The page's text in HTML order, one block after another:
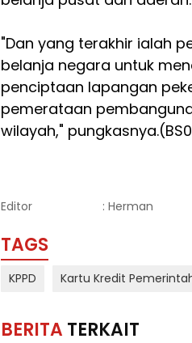
"Dan yang terakhir ialah
belanja negara untuk
penciptaan lapangan
pemerataan
wilayah,"
Editor : Herman
TAGS
KPPD Kartu Kredit
BERITA TERKAIT